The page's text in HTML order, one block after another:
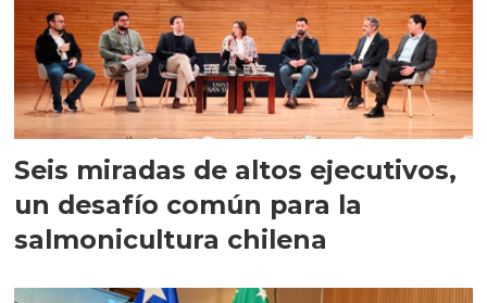
Seis miradas de altos ejecutivos,
un desafío común para la
salmonicultura chilena